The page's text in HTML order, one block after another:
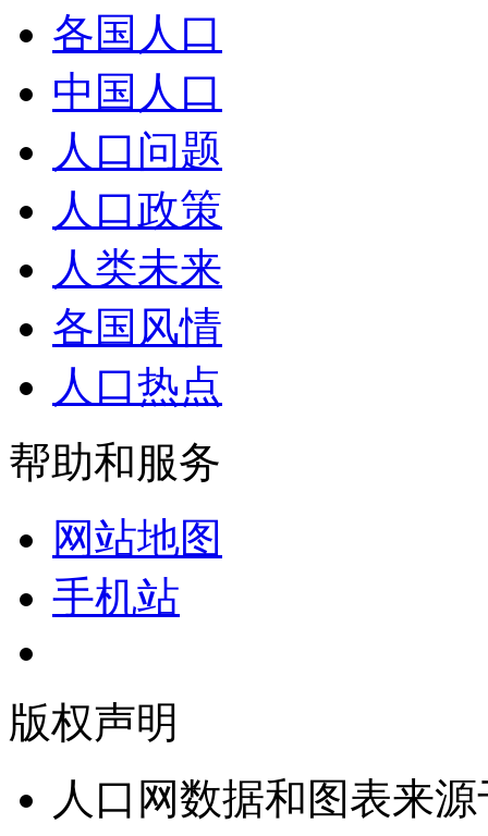
各国人口
中国人口
人口问题
人口政策
人类未来
各国风情
人口热点
帮助和服务
网站地图
手机站
版权声明
人口网数据和图表来